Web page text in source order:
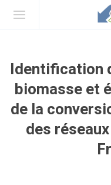
Identification
biomasse et
de la
des